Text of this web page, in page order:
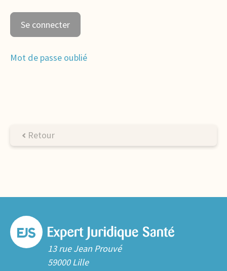
Mot de passe oublié
Retour
13 rue Jean Prouvé
59000 Lille